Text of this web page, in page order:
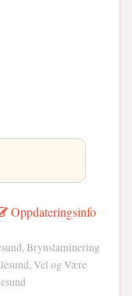
Oppdateringsinfo
Brynslaminering
Vel og Være